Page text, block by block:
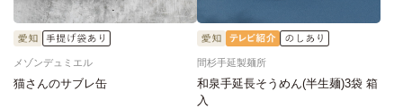
メゾンデュミエル
猫さんのサブレ缶
間杉手延製麺所
和泉手延長そうめん(半生麺)3袋 箱
入